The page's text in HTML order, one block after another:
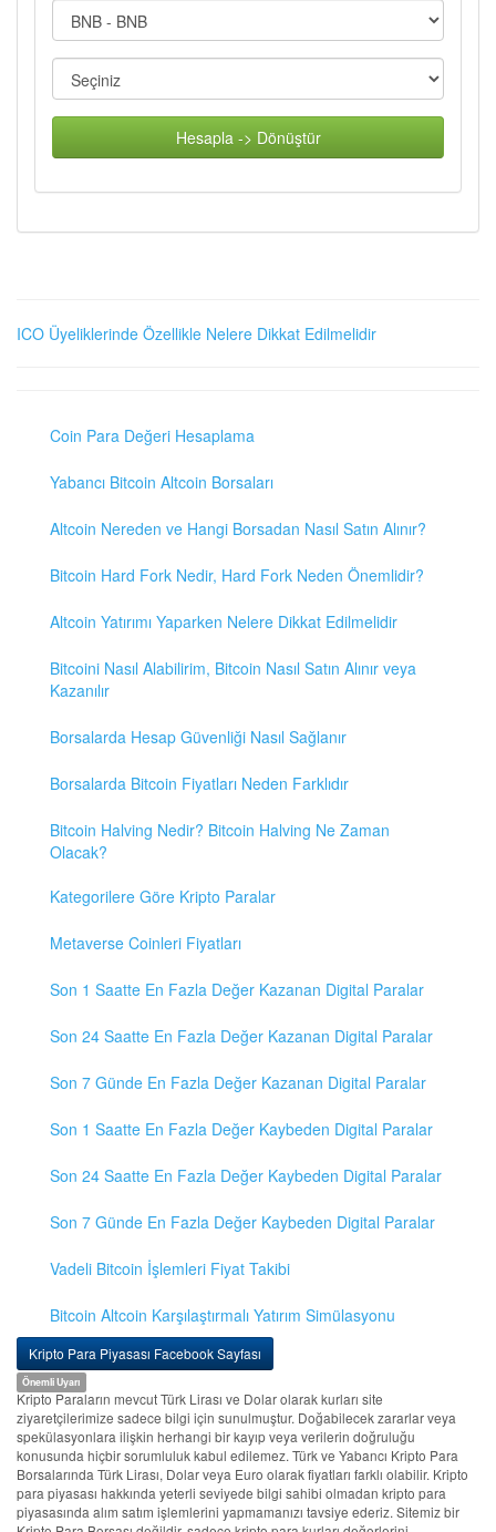
Hesapla -> Dönüştür
ICO Üyeliklerinde Özellikle Nelere Dikkat Edilmelidir
Coin Para Değeri Hesaplama
Yabancı Bitcoin Altcoin Borsaları
Altcoin Nereden ve Hangi Borsadan Nasıl Satın Alınır?
Bitcoin Hard Fork Nedir, Hard Fork Neden Önemlidir?
Altcoin Yatırımı Yaparken Nelere Dikkat Edilmelidir
Bitcoini Nasıl Alabilirim, Bitcoin Nasıl Satın Alınır veya
Kazanılır
Borsalarda Hesap Güvenliği Nasıl Sağlanır
Borsalarda Bitcoin Fiyatları Neden Farklıdır
Bitcoin Halving Nedir? Bitcoin Halving Ne Zaman
Olacak?
Kategorilere Göre Kripto Paralar
Metaverse Coinleri Fiyatları
Son 1 Saatte En Fazla Değer Kazanan Digital Paralar
Son 24 Saatte En Fazla Değer Kazanan Digital Paralar
Son 7 Günde En Fazla Değer Kazanan Digital Paralar
Son 1 Saatte En Fazla Değer Kaybeden Digital Paralar
Son 24 Saatte En Fazla Değer Kaybeden Digital Paralar
Son 7 Günde En Fazla Değer Kaybeden Digital Paralar
Vadeli Bitcoin İşlemleri Fiyat Takibi
Bitcoin Altcoin Karşılaştırmalı Yatırım Simülasyonu
Kripto Para Piyasası Facebook Sayfası
Önemli Uyarı
Kripto Paraların mevcut Türk Lirası ve Dolar olarak kurları site
ziyaretçilerimize sadece bilgi için sunulmuştur. Doğabilecek zararlar veya
spekülasyonlara ilişkin herhangi bir kayıp veya verilerin doğruluğu
konusunda hiçbir sorumluluk kabul edilemez. Türk ve Yabancı Kripto Para
Borsalarında Türk Lirası, Dolar veya Euro olarak fiyatları farklı olabilir. Kripto
para piyasası hakkında yeterli seviyede bilgi sahibi olmadan kripto para
piyasasında alım satım işlemlerini yapmamanızı tavsiye ederiz. Sitemiz bir